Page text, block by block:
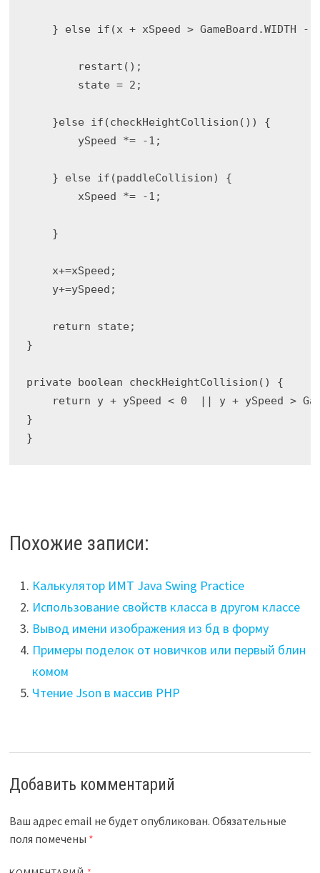
} else if(x + xSpeed > GameBoard.WIDTH -
        restart();
        state = 2;
    }else if(checkHeightCollision()) {
        ySpeed *= -1;
    } else if(paddleCollision) {
        xSpeed *= -1;
    }
    x+=xSpeed;
    y+=ySpeed;
    return state;
}
private boolean checkHeightCollision() {
return y + ySpeed < 0  || y + ySpeed >
}
Похожие записи:
Калькулятор ИМТ Java Swing Practice
Использование свойств класса в другом классе
Вывод имени изображения из бд в форму
Примеры поделок от новичков или первый блин
комом
Чтение Json в массив PHP
Добавить комментарий
Ваш адрес email не будет опубликован. Обязательные
поля помечены *